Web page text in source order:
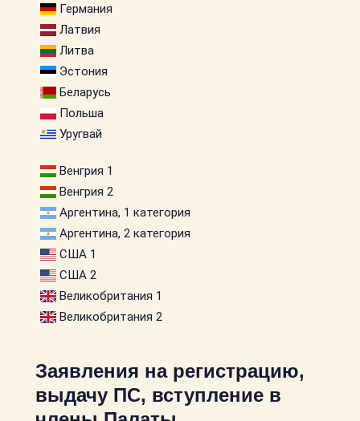
Германия
Латвия
Литва
Эстония
Беларусь
Польша
Уругвай
Венгрия 1
Венгрия 2
Аргентина, 1 категория
Аргентина, 2 категория
США 1
США 2
Великобритания 1
Великобритания 2
Заявления на регистрацию,
выдачу ПС, вступление в